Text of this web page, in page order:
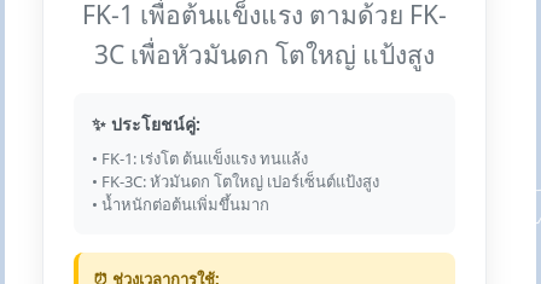
FK-1 เพื่อต้นแข็งแรง ตามด้วย FK-
3C เพื่อหัวมันดก โตใหญ่ แป้งสูง
✨ ประโยชน์คู่:
• FK-1: เร่งโต ต้นแข็งแรง ทนแล้ง
• FK-3C: หัวมันดก โตใหญ่ เปอร์เซ็นต์แป้งสูง
• น้ำหนักต่อต้นเพิ่มขึ้นมาก
⏰ ช่วงเวลาการใช้: